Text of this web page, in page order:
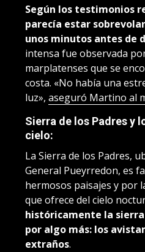
Según los testimonios
parecía estar
unos minutos antes de
intensa fue observada
marplatenses que se
costa. «No había una
luz», aseguró Martino al
Sierra de los Padres y
cielo:
La Sierra de los Padres,
General Pueyrredon, es
hermosos paisajes y por
que ofrece del cielo
históricamente la
por algo más: los
extraños.